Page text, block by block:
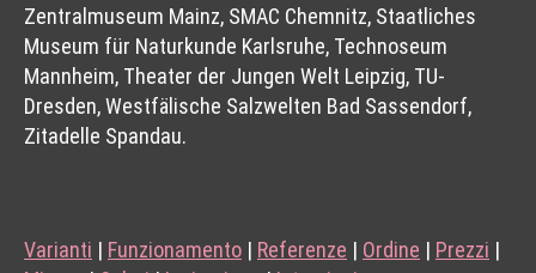
Zentralmuseum Mainz, SMAC Chemnitz, Staatliches
Museum für Naturkunde Karlsruhe, Technoseum
Mannheim, Theater der Jungen Welt Leipzig, TU-
Dresden, Westfälische Salzwelten Bad Sassendorf,
Zitadelle Spandau.
Varianti | Funzionamento | Referenze | Ordine | Prezzi |